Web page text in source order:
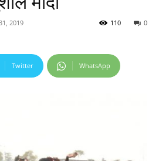
2019 0
110
Twitter WhatsApp